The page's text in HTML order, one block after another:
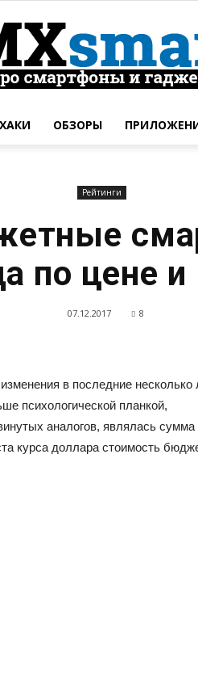
ОБЗОРЫ
Рейтинги
по цене и
07.12.2017 8
в последние несколько
психологической планкой,
аналогов, являлась сумма
курса доллара стоимость